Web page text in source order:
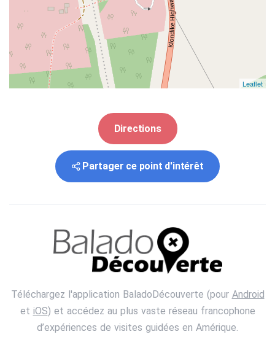
Leaflet
Directions
Partager ce point d'intérêt
Téléchargez l'application BaladoDécouverte (pour Android
et iOS) et accédez au plus vaste réseau francophone
d’expériences de visites guidées en Amérique.